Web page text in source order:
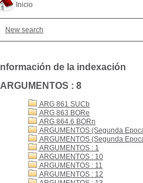
Inicio
New search
Información de la indexación
ARGUMENTOS : 8
ARG 861 SUCb
ARG 863 BORe
ARG 864.6 BORn
ARGUMENTOS (Segunda
ARGUMENTOS (Segunda
ARGUMENTOS : 1
ARGUMENTOS : 10
ARGUMENTOS : 11
ARGUMENTOS : 12